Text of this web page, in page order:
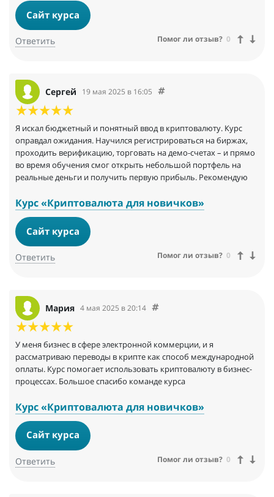
Сайт курса
Ответить Помог ли отзыв? 0
Сергей 19 мая 2025 в 16:05
Я искал бюджетный и понятный ввод в криптовалюту. Курс
оправдал ожидания. Научился регистрироваться на биржах,
проходить верификацию, торговать на демо-счетах – и прямо
во время обучения смог открыть небольшой портфель на
реальные деньги и получить первую прибыль. Рекомендую
Курс «Криптовалюта для новичков»
Сайт курса
Ответить Помог ли отзыв? 0
Мария 4 мая 2025 в 20:14
У меня бизнес в сфере электронной коммерции, и я
рассматриваю переводы в крипте как способ международной
оплаты. Курс помогает использовать криптовалюту в бизнес-
процессах. Большое спасибо команде курса
Курс «Криптовалюта для новичков»
Сайт курса
Ответить Помог ли отзыв? 0